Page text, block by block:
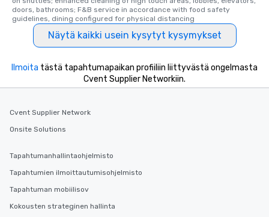
doors, bathrooms; F&B service in accordance with food safety
guidelines, dining configured for physical distancing
Näytä kaikki usein kysytyt kysymykset
Ilmoita tästä tapahtumapaikan profiiliin liittyvästä ongelmasta
Cvent Supplier Networkiin.
Cvent Supplier Network
Onsite Solutions
Tapahtumanhallintaohjelmisto
Tapahtumien ilmoittautumisohjelmisto
Tapahtuman mobiilisov
Kokousten strateginen hallinta